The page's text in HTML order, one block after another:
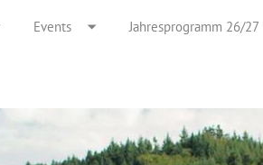
Events Jahresprogramm 26/27